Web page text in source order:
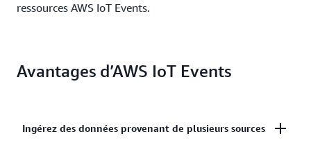
ressources AWS IoT Events.
Avantages d’AWS IoT Events
Ingérez des données provenant de plusieurs sources